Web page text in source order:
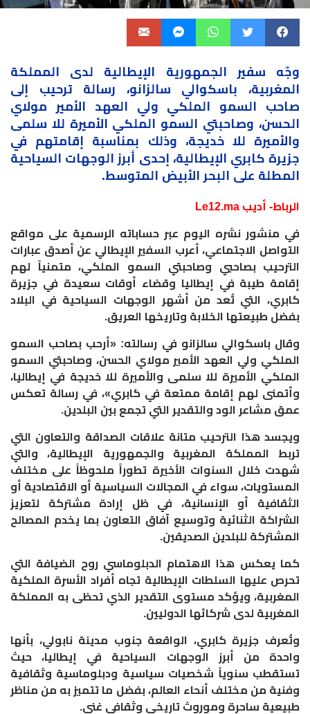
وجّه سفير الجمهورية الإيطالية لدى المملكة
المغربية، باسكوالي سالزانو، رسالة ترحيب إلى
صاحب السمو الملكي ولي العهد الأمير مولاي
الحسن، وصاحبتي السمو الملكي الأميرة للا سلمى
والأميرة للا خديجة، وذلك بمناسبة إقامتهم في
جزيرة كابري الإيطالية، إحدى أبرز الوجهات السياحية
المطلة على البحر الأبيض المتوسط.
الرباط- أديب Le12.ma
في منشور نشره اليوم عبر حساباته الرسمية على مواقع
التواصل الاجتماعي، أعرب السفير الإيطالي عن أصدق عبارات
الترحيب بصاحبي وصاحبتي السمو الملكي، متمنياً لهم
إقامة طيبة في إيطاليا وقضاء أوقات سعيدة في جزيرة
كابري، التي تُعد من أشهر الوجهات السياحية في البلاد
بفضل طبيعتها الخلابة وتاريخها العريق.
وقال باسكوالي سالزانو في رسالته: «أرحب بصاحب السمو
الملكي ولي العهد الأمير مولاي الحسن، وصاحبتي السمو
الملكي الأميرة للا سلمى والأميرة للا خديجة في إيطاليا،
وأتمنى لهم إقامة ممتعة في كابري»، في رسالة تعكس
عمق مشاعر الود والتقدير التي تجمع بين البلدين.
ويجسد هذا الترحيب متانة علاقات الصداقة والتعاون التي
تربط المملكة المغربية والجمهورية الإيطالية، والتي
شهدت خلال السنوات الأخيرة تطوراً ملحوظاً على مختلف
المستويات، سواء في المجالات السياسية أو الاقتصادية أو
الثقافية أو الإنسانية، في ظل إرادة مشتركة لتعزيز
الشراكة الثنائية وتوسيع آفاق التعاون بما يخدم المصالح
المشتركة للبلدين الصديقين.
كما يعكس هذا الاهتمام الدبلوماسي روح الضيافة التي
تحرص عليها السلطات الإيطالية تجاه أفراد الأسرة الملكية
المغربية، ويؤكد مستوى التقدير الذي تحظى به المملكة
المغربية لدى شركائها الدوليين.
وتُعرف جزيرة كابري، الواقعة جنوب مدينة نابولي، بأنها
واحدة من أبرز الوجهات السياحية في إيطاليا، حيث
تستقطب سنوياً شخصيات سياسية ودبلوماسية وثقافية
وفنية من مختلف أنحاء العالم، بفضل ما تتميز به من مناظر
طبيعية ساحرة وموروث تاريخي وثقافي غني.